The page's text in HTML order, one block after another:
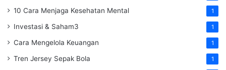
10 Cara Menjaga Kesehatan Mental 1
Investasi & Saham3 1
Cara Mengelola Keuangan 1
Tren Jersey Sepak Bola 1